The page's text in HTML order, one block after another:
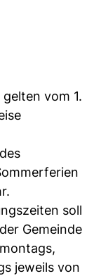
vom 1.
soll
Gemeinde
jeweils von